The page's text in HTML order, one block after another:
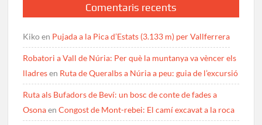
Comentaris recents
Kikoen Pujada a la Pica d’Estats (3.133 m) per Vallferrera
Robatori a Vall de Núria: Per què la muntanya va vèncer els
lladresen Ruta de Queralbs a Núria a peu: guia de l’excursió
Ruta als Bufadors de Beví: un bosc de conte de fades a
OsonaenCongost de Mont-rebei: El camí excavat a la roca